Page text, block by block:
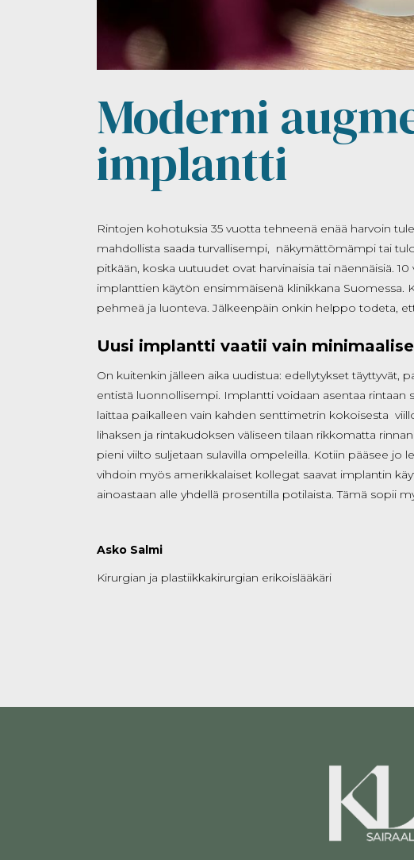
Moderni
implantti
Rintojen kohotuksia 35 vuotta tehneenä enää harvoin
mahdollista saada turvallisempi, näkymättömämpi tai
pitkään, koska uutuudet ovat harvinaisia tai näennäisiä.
implanttien käytön ensimmäisenä klinikkana
pehmeä ja luonteva. Jälkeenpäin onkin helppo todeta,
Uusi implantti vaatii vain
On kuitenkin jälleen aika uudistua: edellytykset
entistä luonnollisempi. Implantti voidaan asentaa
laittaa paikalleen vain kahden senttimetrin kokoisesta
lihaksen ja rintakudoksen väliseen tilaan rikkomatta
pieni viilto suljetaan sulavilla ompeleilla. Kotiin pääsee jo
vihdoin myös amerikkalaiset kollegat saavat implantin
ainoastaan alle yhdellä prosentilla potilaista. Tämä sopii
Asko Salmi
Kirurgian ja plastiikkakirurgian erikoislääkäri